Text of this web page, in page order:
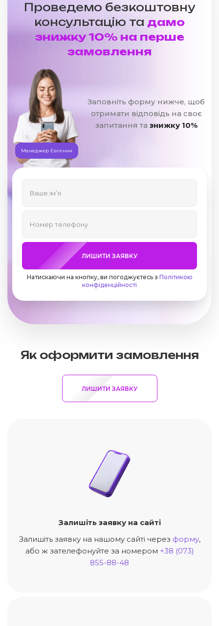
Проведемо безкоштовну
консультацію та дамо
знижку 10% на перше
замовлення
Менеджер Евгения
Заповніть форму нижче, щоб
отримати відповідь на своє
запитання та знижку 10%
Натискаючи на кнопку, ви погоджуєтесь з Політикою
конфіденційності
ЛИШИТИ ЗАЯВКУ
Як оформити замовлення
ЛИШИТИ ЗАЯВКУ
Залишіть заявку на сайті
Залишіть заявку на нашому сайті через форму,
або ж зателефонуйте за номером +38 (073)
855-88-48